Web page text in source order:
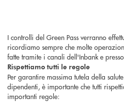
I controlli del Green Pass verranno
ricordiamo sempre che molte
fatte tramite i canali dell'Inbank e
Rispettiamo tutti le regole
Per garantire massima tutela della
dipendenti, è importante che tutti
importanti regole: